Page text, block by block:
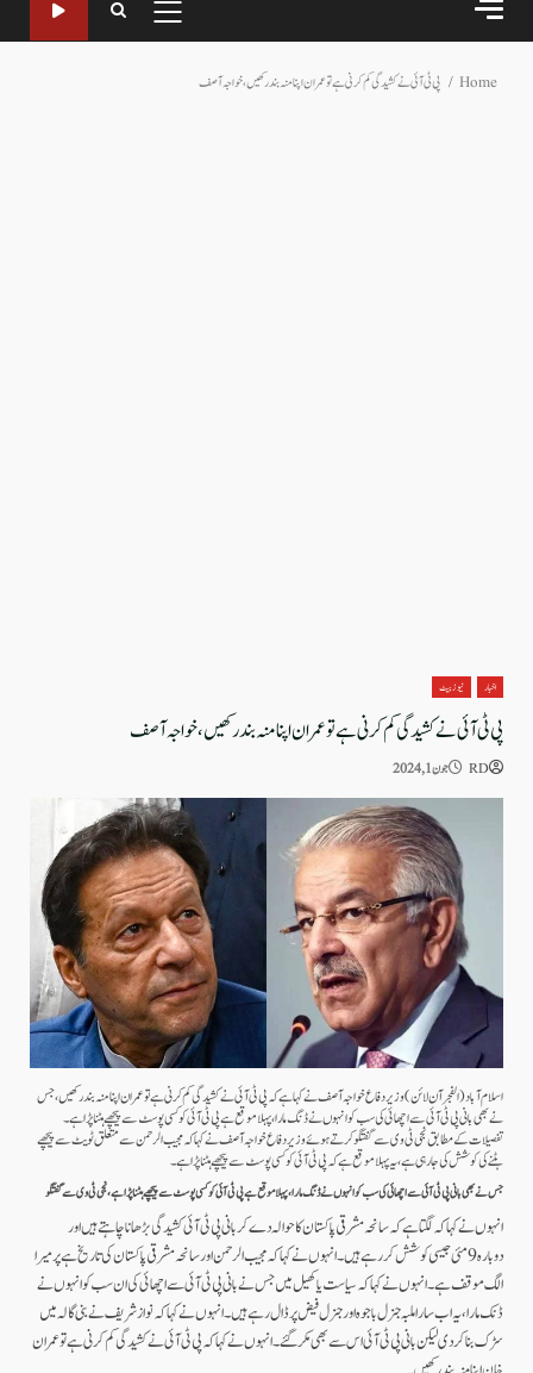
PRIMARY
MENU
Home پی ٹی آئی نے کشیدگی کم کرنی ہے تو عمران اپنا منہ بند رکھیں،خواجہ آصف
اخبار نیوز بیٹ
پی ٹی آئی نے کشیدگی کم کرنی ہے تو عمران اپنا منہ بند رکھیں،خواجہ آصف
RD جون 1, 2024
اسلام آباد (الفجرآن لائن) وزیر دفاع خواجہ آصف نے کہا ہے کہ پی ٹی آئی نے کشیدگی کم کرنی ہے تو عمران اپنا منہ بند رکھیں،جس
نے بھی بانی پی ٹی آئی سے اچھائی کی سب کو انہوں نے ڈنگ مارا،پہلا موقع ہے پی ٹی آئی کو کسی پوسٹ سے پیچھے ہٹنا پڑا ہے۔
تفصیلات کے مطابق نجی ٹی وی سے گفتگو کرتے ہوئے وزیر دفاع خواجہ آصف نے کہاکہ مجیب الرحمن سے متعلق ٹویٹ سے پیچھے
ہٹنے کی کوشش کی جا رہی ہے، یہ پہلا موقع ہے کہ پی ٹی آئی کو کسی پوسٹ سے پیچھے ہٹنا پڑا ہے۔
جس نے بھی بانی پی ٹی آئی سے اچھائی کی سب کو انہوں نے ڈنگ مارا،پہلا موقع ہے پی ٹی آئی کو کسی پوسٹ سے پیچھے ہٹنا پڑا ہے، نجی ٹی وی سے گفتگو
انہوں نے کہا کہ لگتا ہے کہ سانحہ مشرقی پاکستان کا حوالہ دے کر بانی پی ٹی آئی کشیدگی بڑھانا چاہتے ہیں اور
دوبارہ 9مئی جیسی کوشش کر رہے ہیں۔ انہوں نے کہا کہ مجیب الرحمن اور سانحہ مشرقی پاکستان کی تاریخ ہے پر میرا
الگ موقف ہے۔انہوں نے کہاکہ سیاست یا کھیل میں جس نے بانی پی ٹی آئی سے اچھائی کی ان سب کو انہوں نے
ڈنک مارا، یہ اب سارا ملبہ جنرل باجوہ اور جنرل فیض پر ڈال رہے ہیں۔انہوں نے کہاکہ نواز شریف نے بنی گالہ میں
سڑک بنا کر دی لیکن بانی پی ٹی آئی اس سے بھی مکر گئے۔انہوں نے کہا کہ پی ٹی آئی نے کشیدگی کم کرنی ہے تو عمران